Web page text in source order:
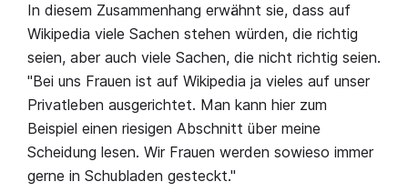
In diesem Zusammenhang erwähnt sie, dass auf
Wikipedia viele Sachen stehen würden, die richtig
seien, aber auch viele Sachen, die nicht richtig seien.
"Bei uns Frauen ist auf Wikipedia ja vieles auf unser
Privatleben ausgerichtet. Man kann hier zum
Beispiel einen riesigen Abschnitt über meine
Scheidung lesen. Wir Frauen werden sowieso immer
gerne in Schubladen gesteckt."